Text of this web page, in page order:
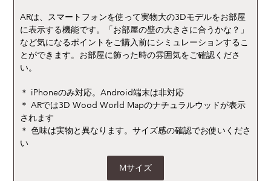
ARは、スマートフォンを使って実物大の3Dモデルをお部屋
に表示する機能です。「お部屋の壁の大きさに合うかな？」
など気になるポイントをご購入前にシミュレーションするこ
とができます。お部屋に飾った時の雰囲気をご確認くださ
い。
＊ iPhoneのみ対応。Android端末は非対応
＊ ARでは3D Wood World Mapのナチュラルウッドが表示
されます
＊ 色味は実物と異なります。サイズ感の確認でお使いくださ
い
Mサイズ